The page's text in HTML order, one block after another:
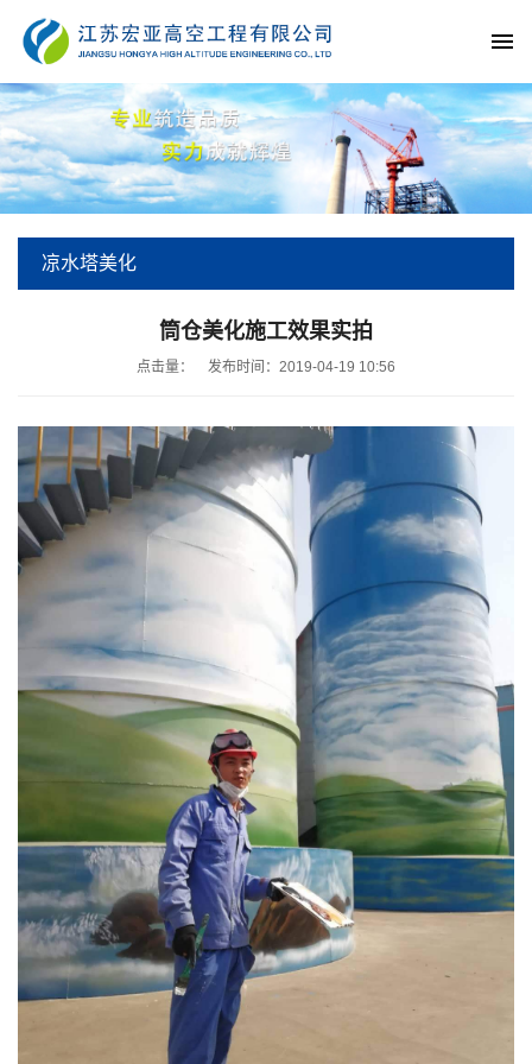
凉水塔美化
当前位置: 主页> 施工项目 >凉水塔美化
筒仓美化施工效果实拍
点击量： 发布时间：2019-04-19 10:56